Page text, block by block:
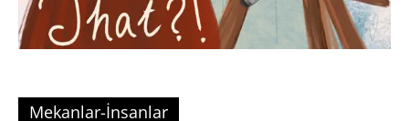
Mekanlar-İnsanlar